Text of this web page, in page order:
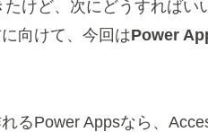
けど、次にどうすればい
向けて、今回はPower
るPower Appsなら、